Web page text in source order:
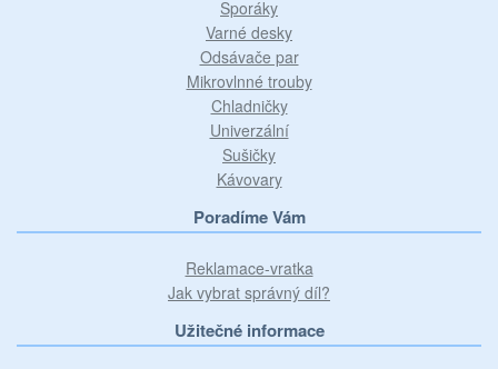
Sporáky
Varné desky
Odsávače par
Mikrovlnné trouby
Chladničky
Univerzální
Sušičky
Kávovary
Poradíme Vám
Reklamace-vratka
Jak vybrat správný díl?
Užitečné informace